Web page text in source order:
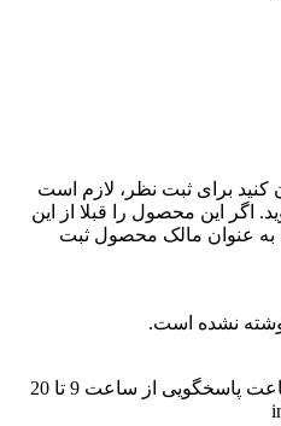
کنید برای ثبت نظر، لازم است
اگر این محصول را قبلا از این
به عنوان مالک محصول ثبت
نشده است.
پاسخگویی از ساعت 9 تا 20